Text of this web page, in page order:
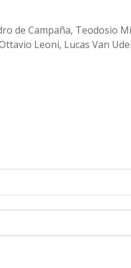
de Campaña, Teodosio
Leoni, Lucas Van